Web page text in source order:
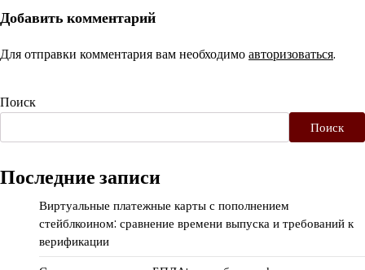
Добавить комментарий
Для отправки комментария вам необходимоавторизоваться.
Поиск
Поиск
Последние записи
Виртуальные платежные карты с пополнением
стейблкоином: сравнение времени выпуска и требований к
верификации